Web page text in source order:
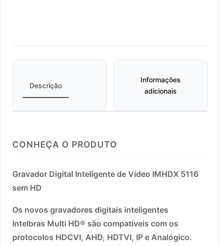
Descrição
Informações
adicionais
CONHEÇA O PRODUTO
Gravador Digital Inteligente de Vídeo IMHDX 5116
sem HD
Os novos gravadores digitais inteligentes
Intelbras Multi HD® são compatíveis com os
protocolos HDCVI, AHD, HDTVI, IP e Analógico.